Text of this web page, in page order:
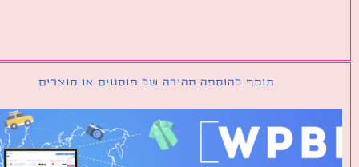
תוסף להוספה מהירה של פוסטים או מוצרים